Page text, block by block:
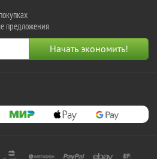
предложения